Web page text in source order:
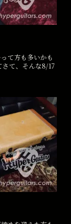
て方も多いかも
て、そんな8/17